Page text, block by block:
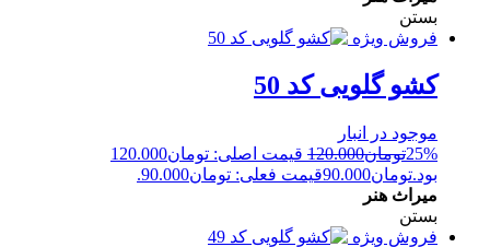
بستن
فروش ویژه
کشو گلویی کد 50
موجود در انبار
25%تومان120.000
قیمت اصلی: تومان120.000
بود.تومان90.000قیمت فعلی: تومان90.000.
میراث هنر
بستن
فروش ویژه